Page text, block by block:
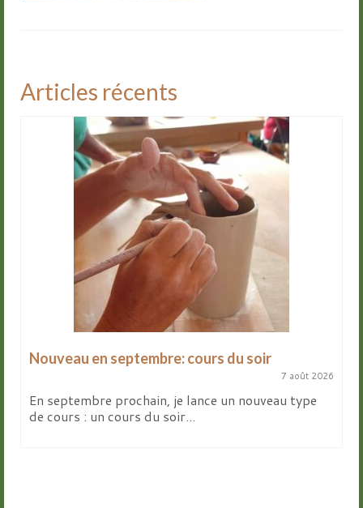
Articles récents
Nouveau en septembre: cours du soir
7 août 2026
En septembre prochain, je lance un nouveau type
de cours : un cours du soir...